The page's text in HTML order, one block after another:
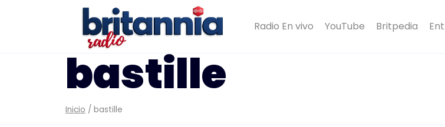
Radio En vivo YouTube Britpedia
bastille
Inicio / bastille